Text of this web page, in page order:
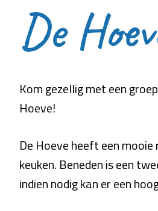
De
Kom gezellig met een
Hoeve!
De Hoeve heeft een
keuken. Beneden is een
indien nodig kan er een